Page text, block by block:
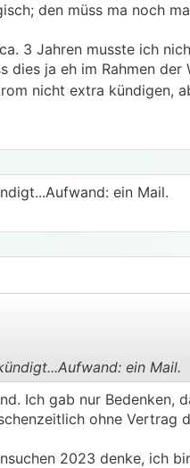
forum-den müss ma noch
3 Jahren musste ich
dies ja eh im Rahmen
nicht extra kündigen,
ein Mail.
..
ein Mail.
Ich gab nur Bedenken,
ohne Vertrag
2023 denke, ich